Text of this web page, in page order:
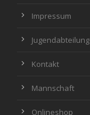
Impressum
Jugendabteilung
Kontakt
Mannschaft
Onlineshop